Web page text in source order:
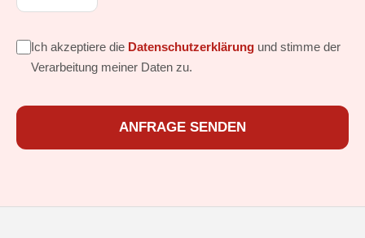
Ich akzeptiere die Datenschutzerklärung und stimme der
Verarbeitung meiner Daten zu.
ANFRAGE SENDEN